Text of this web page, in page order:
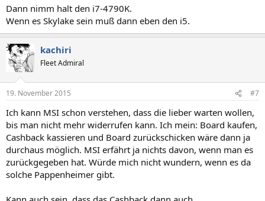
Dann nimm halt den i7-4790K.
Wenn es Skylake sein muß dann eben den i5.
kachiri
Fleet Admiral
19. November 2015 #7
Ich kann MSI schon verstehen, dass die lieber warten wollen,
bis man nicht mehr widerrufen kann. Ich mein: Board kaufen,
Cashback kassieren und Board zurückschicken wäre dann ja
durchaus möglich. MSI erfährt ja nichts davon, wenn man es
zurückgegeben hat. Würde mich nicht wundern, wenn es da
solche Pappenheimer gibt.